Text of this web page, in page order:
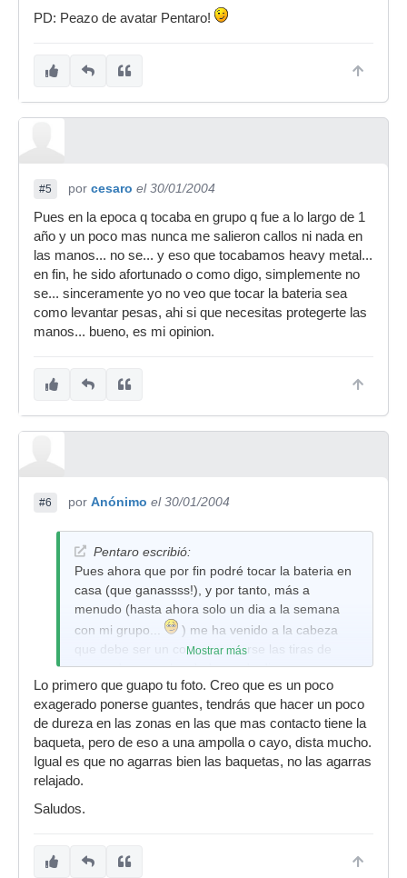
PD: Peazo de avatar Pentaro!
#5 por cesaro el 30/01/2004
Pues en la epoca q tocaba en grupo q fue a lo largo de 1
año y un poco mas nunca me salieron callos ni nada en
las manos... no se... y eso que tocabamos heavy metal...
en fin, he sido afortunado o como digo, simplemente no
se... sinceramente yo no veo que tocar la bateria sea
como levantar pesas, ahi si que necesitas protegerte las
manos... bueno, es mi opinion.
#6 por Anónimo el 30/01/2004
Pentaro escribió:
Pues ahora que por fin podré tocar la bateria en
casa (que ganassss!), y por tanto, más a
menudo (hasta ahora solo un dia a la semana
con mi grupo...
) me ha venido a la cabeza
que debe ser un coñazo ponerse las tiras de
esparadrapo en los dedos cada dia ya que me
tiro mis 5 minutos haciéndolo....Pero claro, si no
lo hago, me salen una de callos bestial, duelen
que te cagas, tengo la piel delicada como una
princesita de cuento o algo así!!!
Así que, qué tal estan los guantes para tocar?
Hace tiempo prové con guantes de bici, pero me
agarran bien? Básicamente ese es el problema
Mostrar más
Lo primero que guapo tu foto. Creo que es un poco
exagerado ponerse guantes, tendrás que hacer un poco
de dureza en las zonas en las que mas contacto tiene la
baqueta, pero de eso a una ampolla o cayo, dista mucho.
Igual es que no agarras bien las baquetas, no las agarras
relajado.
Saludos.